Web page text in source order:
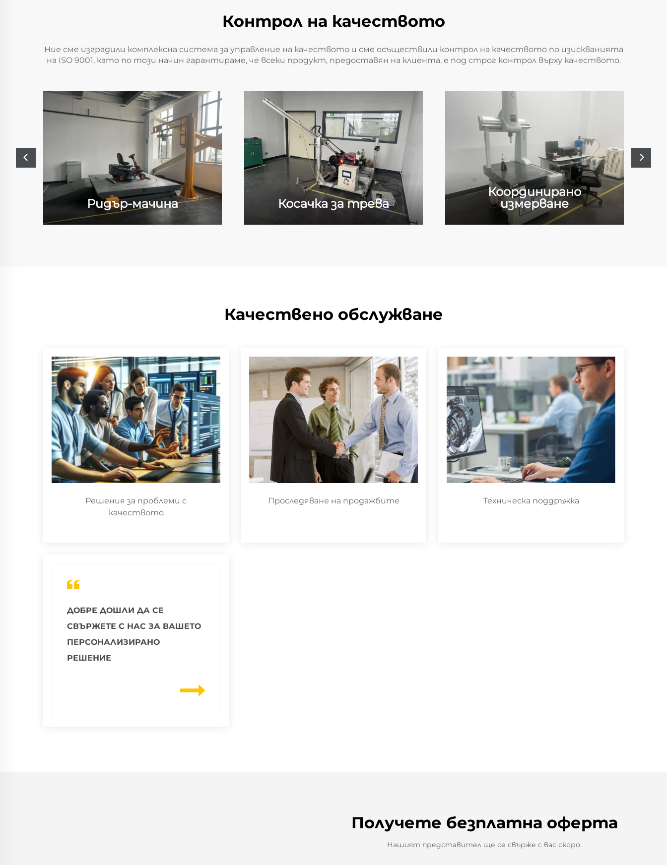
Контрол на качеството
Ние сме изградили комплексна система за управление на качеството и сме осъществили контрол на качеството по изискванията
на ISO 9001, като по този начин гарантираме, че всеки продукт, предоставян на клиента, е под строг контрол върху качеството.
Ридър-мачина Косачка за трева
Координирано
измерване
Качествено обслужване
Решения за проблеми с
качеството
Проследяване на продажбите Техническа поддръжка
ДОБРЕ ДОШЛИ ДА СЕ
СВЪРЖЕТЕ С НАС ЗА ВАШЕТО
ПЕРСОНАЛИЗИРАНО
РЕШЕНИЕ
Получете безплатна оферта
Нашият представител ще се свърже с вас скоро.